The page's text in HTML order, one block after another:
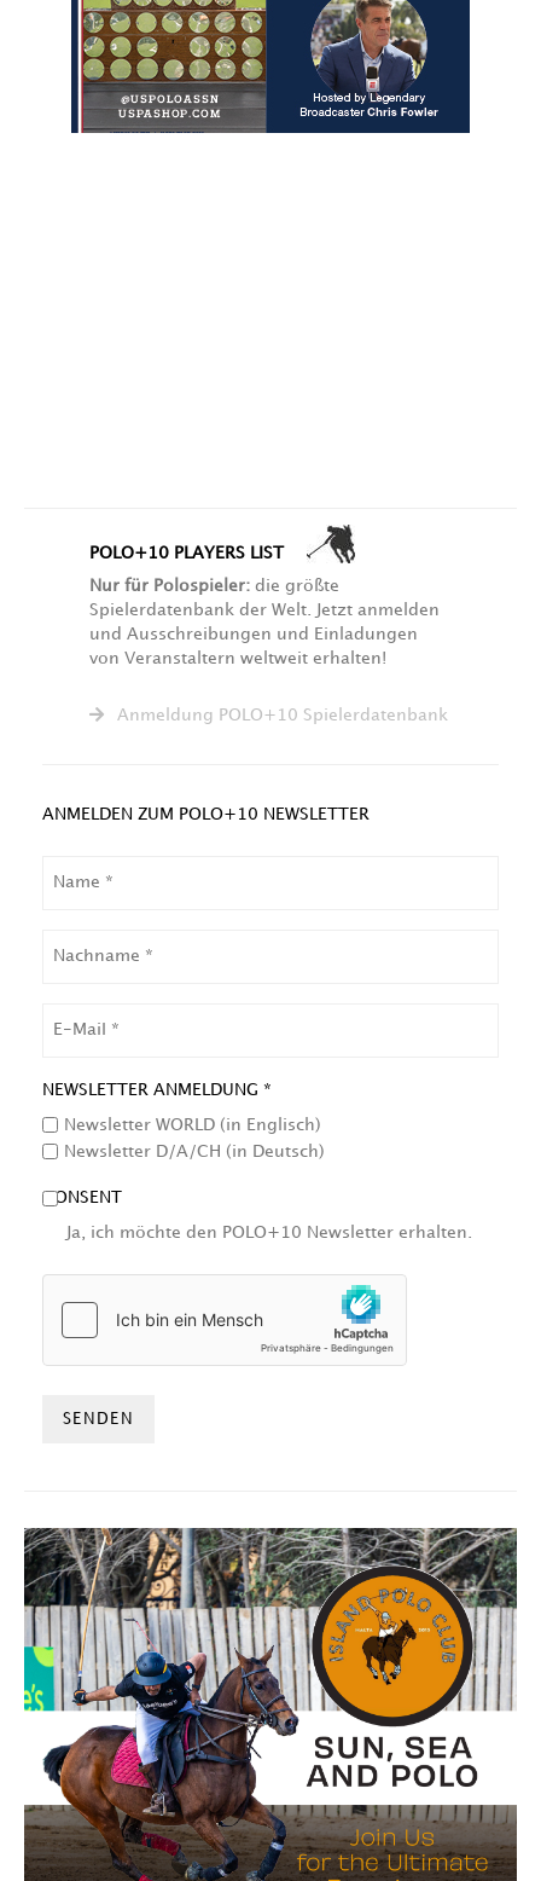
POLO+10 PLAYERS LIST
Nur für Polospieler: die größte
Spielerdatenbank der Welt. Jetzt anmelden
und Ausschreibungen und Einladungen
von Veranstaltern weltweit erhalten!
Anmeldung POLO+10 Spielerdatenbank
ANMELDEN ZUM POLO+10 NEWSLETTER
NEWSLETTER ANMELDUNG *
Newsletter WORLD (in Englisch)
Newsletter D/A/CH (in Deutsch)
CONSENT
Ja, ich möchte den POLO+10 Newsletter erhalten.